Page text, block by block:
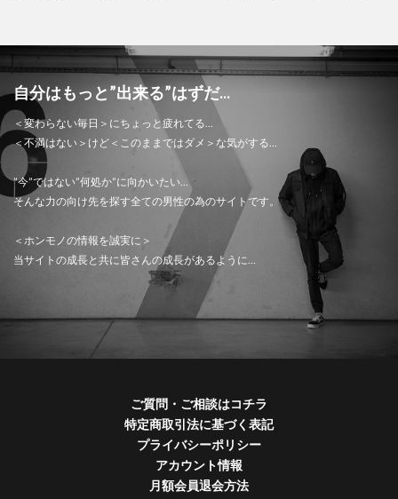
自分はもっと”出来る”はずだ...
＜変わらない毎日＞にちょっと疲れてる…
＜不満はない＞けど＜このままではダメ＞な気がする…
”今”ではない”何処か”に向かいたい…
そんな力の向け先を探す全ての男性の為のサイトです。
＜ホンモノの情報を誠実に＞
当サイトの成長と共に皆さんの成長があるように…
ご質問・ご相談はコチラ
特定商取引法に基づく表記
プライバシーポリシー
アカウント情報
月額会員退会方法